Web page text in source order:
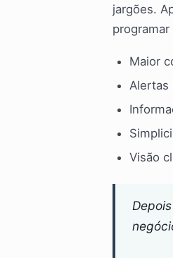
jargões.
Maior
Alertas
Visão